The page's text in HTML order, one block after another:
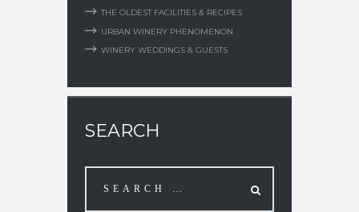
THE OLDEST FACILITIES & RECIPES
URBAN WINERY PHENOMENON
WINERY WEDDINGS & GUESTS
SEARCH